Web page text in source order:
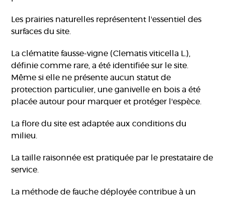
Les prairies naturelles représentent l'essentiel des
surfaces du site.
La clématite fausse-vigne (Clematis viticella L.),
définie comme rare, a été identifiée sur le site.
Même si elle ne présente aucun statut de
protection particulier, une ganivelle en bois a été
placée autour pour marquer et protéger l'espèce.
La flore du site est adaptée aux conditions du
milieu.
La taille raisonnée est pratiquée par le prestataire de
service.
La méthode de fauche déployée contribue à un